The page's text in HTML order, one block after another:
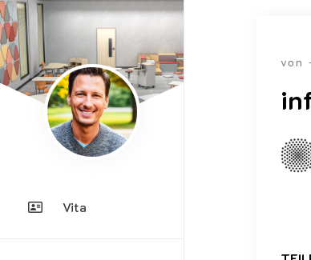
Vita
von